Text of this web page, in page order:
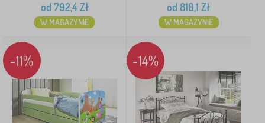
od 792,4Zł
W MAGAZYNIE
od 810,1 Zł
W MAGAZYNIE
-11% -14%